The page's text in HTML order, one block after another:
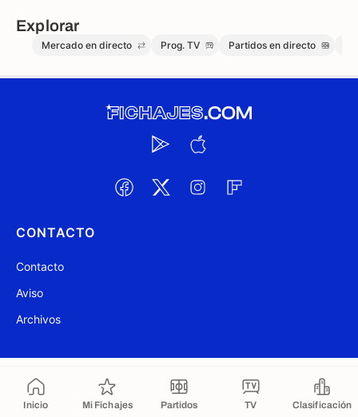
Inicio Mi Fichajes Partidos TV Clasificación
Explorar
Mercado en directo Prog. TV Partidos en directo
CONTACTO
Contacto
Aviso
Archivos
Copiado al portapapeles